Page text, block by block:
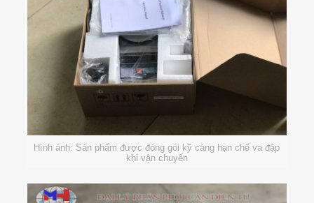
Hình ảnh: Sản phẩm được đóng gói kỹ càng hạn chế va đập
khi vận chuyển